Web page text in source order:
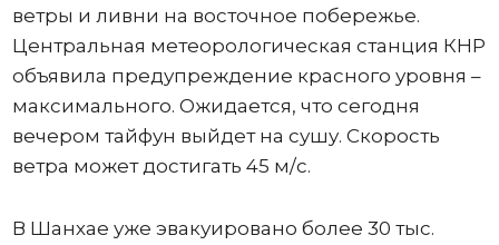
ветры и ливни на восточное побережье.
Центральная метеорологическая станция КНР
объявила предупреждение красного уровня –
максимального. Ожидается, что сегодня
вечером тайфун выйдет на сушу. Скорость
ветра может достигать 45 м/с.
В Шанхае уже эвакуировано более 30 тыс.